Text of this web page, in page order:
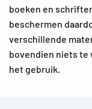
boeken en
beschermen
verschillende
bovendien niets te
het gebruik.